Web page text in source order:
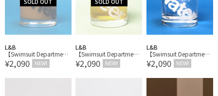
L&B
【Swimsuit Department
｜スイムスーツデパート
メント】Mr.Drink ミスタ
ードリンク
¥2,090 NEW!
L&B
【Swimsuit Department
｜スイムスーツデパート
メント】Mr.Drink ミスタ
¥2,090 NEW!
L&B
【Swimsuit Department
｜スイムスーツデパート
メント】Mr.Drink ミスタ
ードリンク
¥2,090 NEW!